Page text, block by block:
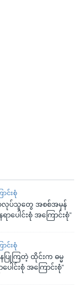
ာင်းစုံ
လုပ်သူတွေ အစစ်အမှန်
ေါင်းစုံ အကြောင်းစုံ”
ာင်းစုံ
ပြုကြတဲ့ ထိုင်းက ဓမ္မ
ါင်းစုံ အကြောင်းစုံ”